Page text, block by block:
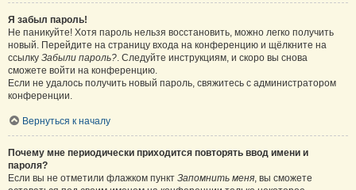
Я забыл пароль!
Не паникуйте! Хотя пароль нельзя восстановить, можно легко получить
новый. Перейдите на страницу входа на конференцию и щёлкните на
ссылку Забыли пароль?. Следуйте инструкциям, и скоро вы снова
сможете войти на конференцию.
Если не удалось получить новый пароль, свяжитесь с администратором
конференции.
Вернуться к началу
Почему мне периодически приходится повторять ввод имени и
пароля?
Если вы не отметили флажком пункт Запомнить меня, вы сможете